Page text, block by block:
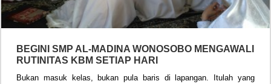
BEGINI SMP AL-MADINA WONOSOBO MENGAWALI
RUTINITAS KBM SETIAP HARI
Bukan masuk kelas, bukan pula baris di lapangan. Itulah yang